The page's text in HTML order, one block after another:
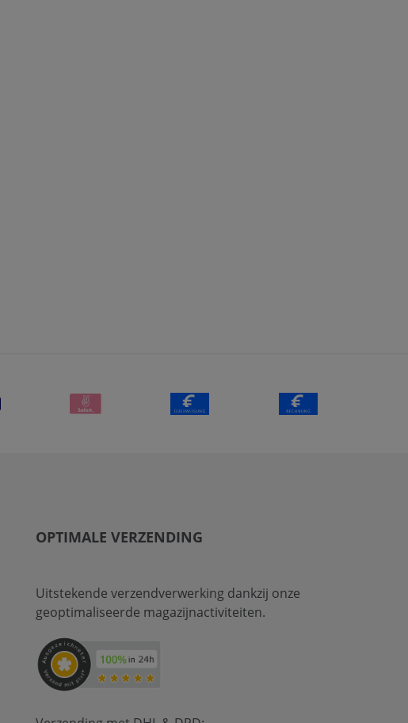
OPTIMALE VERZENDING
Uitstekende verzendverwerking dankzij onze
geoptimaliseerde magazijnactiviteiten.